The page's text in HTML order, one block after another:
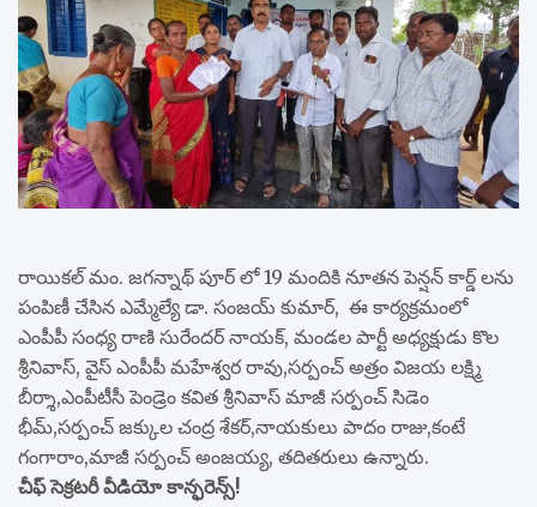
రాయికల్ మం. జగన్నాథ్ పూర్ లో 19 మందికి నూతన పెన్షన్ కార్డ్ లను
పంపిణీ చేసిన ఎమ్మేల్యే డా. సంజయ్ కుమార్, ఈ కార్యక్రమంలో
ఎంపీపీ సంధ్య రాణి సురేందర్ నాయక్, మండల పార్టీ అధ్యక్షుడు కొల
శ్రీనివాస్, వైస్ ఎంపీపీ మహేశ్వర రావు,సర్పంచ్ అత్రం విజయ లక్ష్మి
బీర్శా,ఎంపీటీసీ పెండ్రెం కవిత శ్రీనివాస్ మాజీ సర్పంచ్ సిడెం
భీమ్,సర్పంచ్ జక్కుల చంద్ర శేకర్,నాయకులు పాదం రాజు,కంటే
గంగారాం,మాజీ సర్పంచ్ అంజయ్య, తదితరులు ఉన్నారు.
చీఫ్ సెక్రటరీ వీడియో కాన్ఫరెన్స్!